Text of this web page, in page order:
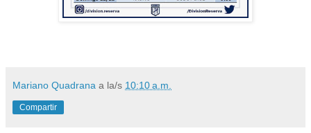
Mariano Quadrana a la/s 10:10 a.m.
Compartir